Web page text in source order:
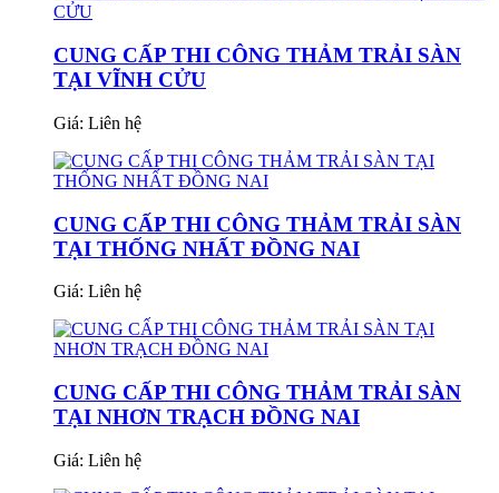
CUNG CẤP THI CÔNG THẢM TRẢI SÀN
TẠI VĨNH CỬU
Giá: Liên hệ
CUNG CẤP THI CÔNG THẢM TRẢI SÀN
TẠI THỐNG NHẤT ĐỒNG NAI
Giá: Liên hệ
CUNG CẤP THI CÔNG THẢM TRẢI SÀN
TẠI NHƠN TRẠCH ĐỒNG NAI
Giá: Liên hệ